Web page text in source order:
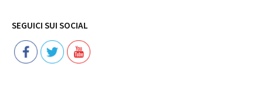
SEGUICI SUI SOCIAL